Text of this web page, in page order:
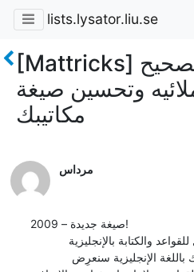
lists.lysator.liu.se
[Mattricks] حل نهائي لتصحيح
وتحسين صيغة
مكاتيبك
مرداس
صيغة جديدة – 2009!